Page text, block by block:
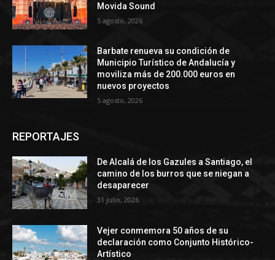
Movida Sound
5 agosto, 2026
Barbate renueva su condición de
Municipio Turístico de Andalucía y
moviliza más de 200.000 euros en
nuevos proyectos
5 agosto, 2026
REPORTAJES
De Alcalá de los Gazules a Santiago, el
camino de los burros que se niegan a
desaparecer
31 julio, 2026
Vejer conmemora 50 años de su
declaración como Conjunto Histórico-
Artístico